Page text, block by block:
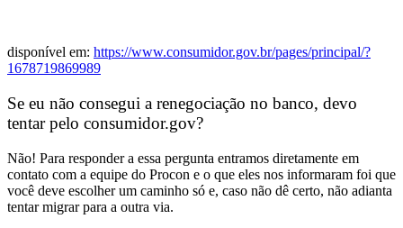
disponível em: https://www.consumidor.gov.br/pages/principal/?
1678719869989
Se eu não consegui a renegociação no banco, devo
tentar pelo consumidor.gov?
Não! Para responder a essa pergunta entramos diretamente em
contato com a equipe do Procon e o que eles nos informaram foi que
você deve escolher um caminho só e, caso não dê certo, não adianta
tentar migrar para a outra via.